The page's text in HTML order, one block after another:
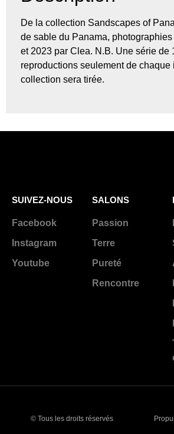
De la collection Sandscapes of
de sable du Panama,
et 2023 par Clea. N.B. Une série de
reproductions seulement de chaque
collection sera tirée.
SUIVEZ-NOUS
Facebook
Instagram
Youtube
SALONS
Passion
Terre
Pureté
Rencontre
© Tous les droits réservés